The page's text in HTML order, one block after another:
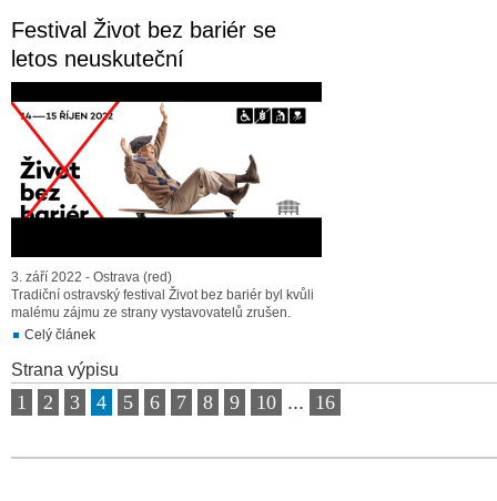
Festival Život bez bariér se
letos neuskuteční
3. září 2022 - Ostrava (red)
Tradiční ostravský festival Život bez bariér byl kvůli
malému zájmu ze strany vystavovatelů zrušen.
Celý článek
Strana výpisu
1 2 3 4 5 6 7 8 9 10 ... 16